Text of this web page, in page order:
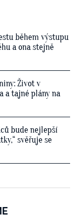
během výstupu
a ona stejně
Život v
a tajné plány na
bude nejlepší
svěřuje se